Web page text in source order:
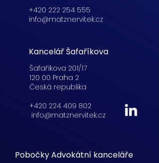
+420 222 254 555
info@matznervitek.cz
Kancelář Šafaříkova
Šafaříkova 201/17
120 00 Praha 2
Česká republika
+420 224 409 802
info@matznervitek.cz
Pobočky Advokátní kanceláře